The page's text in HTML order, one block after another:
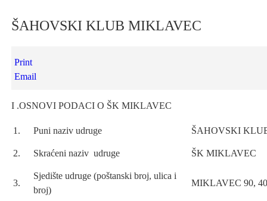
ŠAHOVSKI KLUB MIKLAVEC
Print
Email
I .OSNOVI PODACI O ŠK MIKLAVEC
1. Puni naziv udruge ŠAHOVSKI
2. Skraćeni naziv udruge ŠK MIKLAVEC
3.
Sjedište udruge (poštanski broj, ulica i
broj)
MIKLAVEC 90,